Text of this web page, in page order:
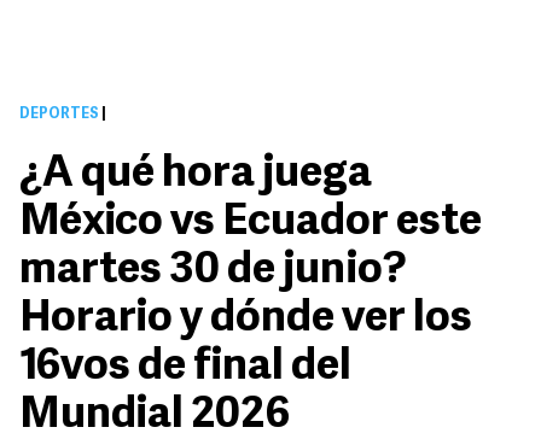
DEPORTES
¿A qué hora juega
México vs Ecuador este
martes 30 de junio?
Horario y dónde ver los
16vos de final del
Mundial 2026